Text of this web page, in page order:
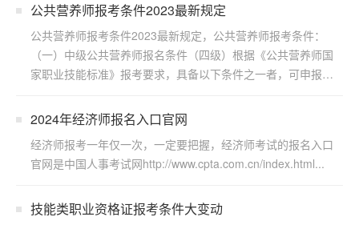
公共营养师报考条件2023最新规定
公共营养师报考条件2023最新规定，公共营养师报考条件：
（一）中级公共营养师报名条件（四级）根据《公共营养师国
家职业技能标准》报考要求，具备以下条件之一者，可申报四
2024年经济师报名入口官网
经济师报考一年仅一次，一定要把握，经济师考试的报名入口
官网是中国人事考试网http://www.cpta.com.cn/index.html...
技能类职业资格证报考条件大变动